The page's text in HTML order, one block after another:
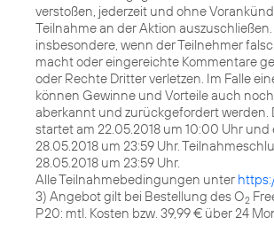
verstoßen, jederzeit und ohne
Teilnahme an der Aktion
insbesondere, wenn der Teilnehmer
macht oder eingereichte Kommentare
oder Rechte Dritter verletzen. Im Falle
können Gewinne und Vorteile auch
aberkannt und zurückgefordert werden.
startet am 22.05.2018 um 10:00 Uhr und
28.05.2018 um 23:59 Uhr.
28.05.2018 um 23:59 Uhr.
Alle Teilnahmebedingungen unter
3) Angebot gilt bei Bestellung des O2
P20: mtl. Kosten bzw. 39,99 € über 24